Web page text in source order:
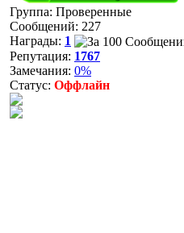
Группа: Проверенные
Сообщений: 227
Награды: 1
Репутация: 1767
Замечания: 0%
Статус: Оффлайн